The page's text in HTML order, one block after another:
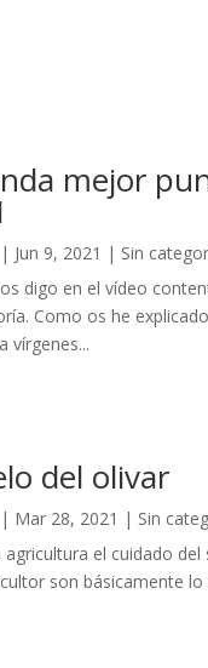
mejor
| Jun 9, 2021 | Sin
digo en el vídeo
Como os he
vírgenes...
del olivar
| Mar 28, 2021 | Sin
el cuidado
son básicamente